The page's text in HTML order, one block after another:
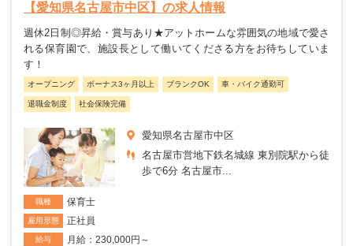
【愛知県名古屋市中区】の求人情報
週休2日制◎昇給・賞与あり★アットホームな雰囲気の地域で愛さ
れる保育園で、施設長として働いてくださる方をお待ちしていま
す！
オープニング ボーナス3ヶ月以上 ブランクOK 車・バイク通勤可
退職金制度 社会保険完備
愛知県名古屋市中区
名古屋市営地下鉄名城線 東別院駅から徒
歩で6分 名古屋市...
職種 保育士
雇用形態 正社員
給与 月給：230,000円～